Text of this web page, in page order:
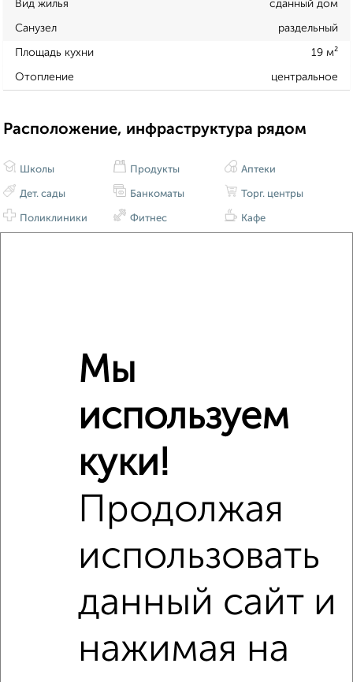
Вид жилья сданный дом
Санузел раздельный
Площадь кухни 19 м²
Отопление центральное
Расположение, инфраструктура рядом
Школы
Дет. сады
Поликлиники
Продукты
Банкоматы
Фитнес
Аптеки
Торг. центры
Кафе
Сравнение средних цен
2‑комнатные квартиры с похожей площадью ±10%
10 020 000 ₽
7 025 000 ₽
Мы
используем
куки!
Продолжая
использовать
данный сайт и
нажимая на